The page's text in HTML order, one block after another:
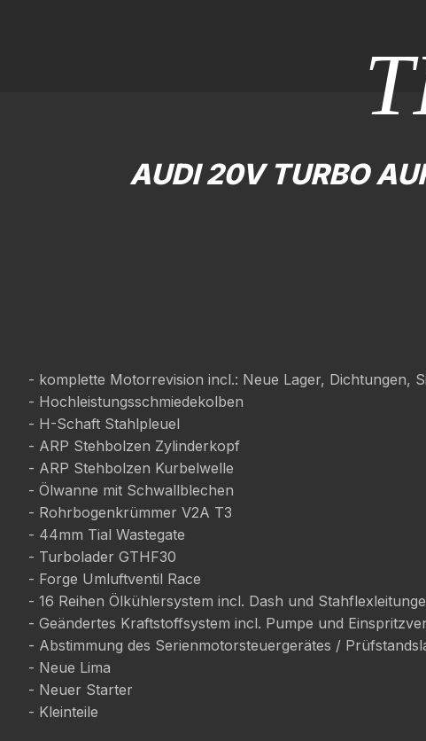
AUDI 20V TURBO
- komplette Motorrevision incl.: Neue Lager, Dichtungen,
- Hochleistungsschmiedekolben
- H-Schaft Stahlpleuel
- ARP Stehbolzen Zylinderkopf
- ARP Stehbolzen Kurbelwelle
- Ölwanne mit Schwallblechen
- Rohrbogenkrümmer V2A T3
- 44mm Tial Wastegate
- Turbolader GTHF30
- Forge Umluftventil Race
- 16 Reihen Ölkühlersystem incl. Dash und
- Geändertes Kraftstoffsystem incl. Pumpe und
- Abstimmung des Serienmotorsteuergerätes /
- Neue Lima
- Neuer Starter
- Kleinteile